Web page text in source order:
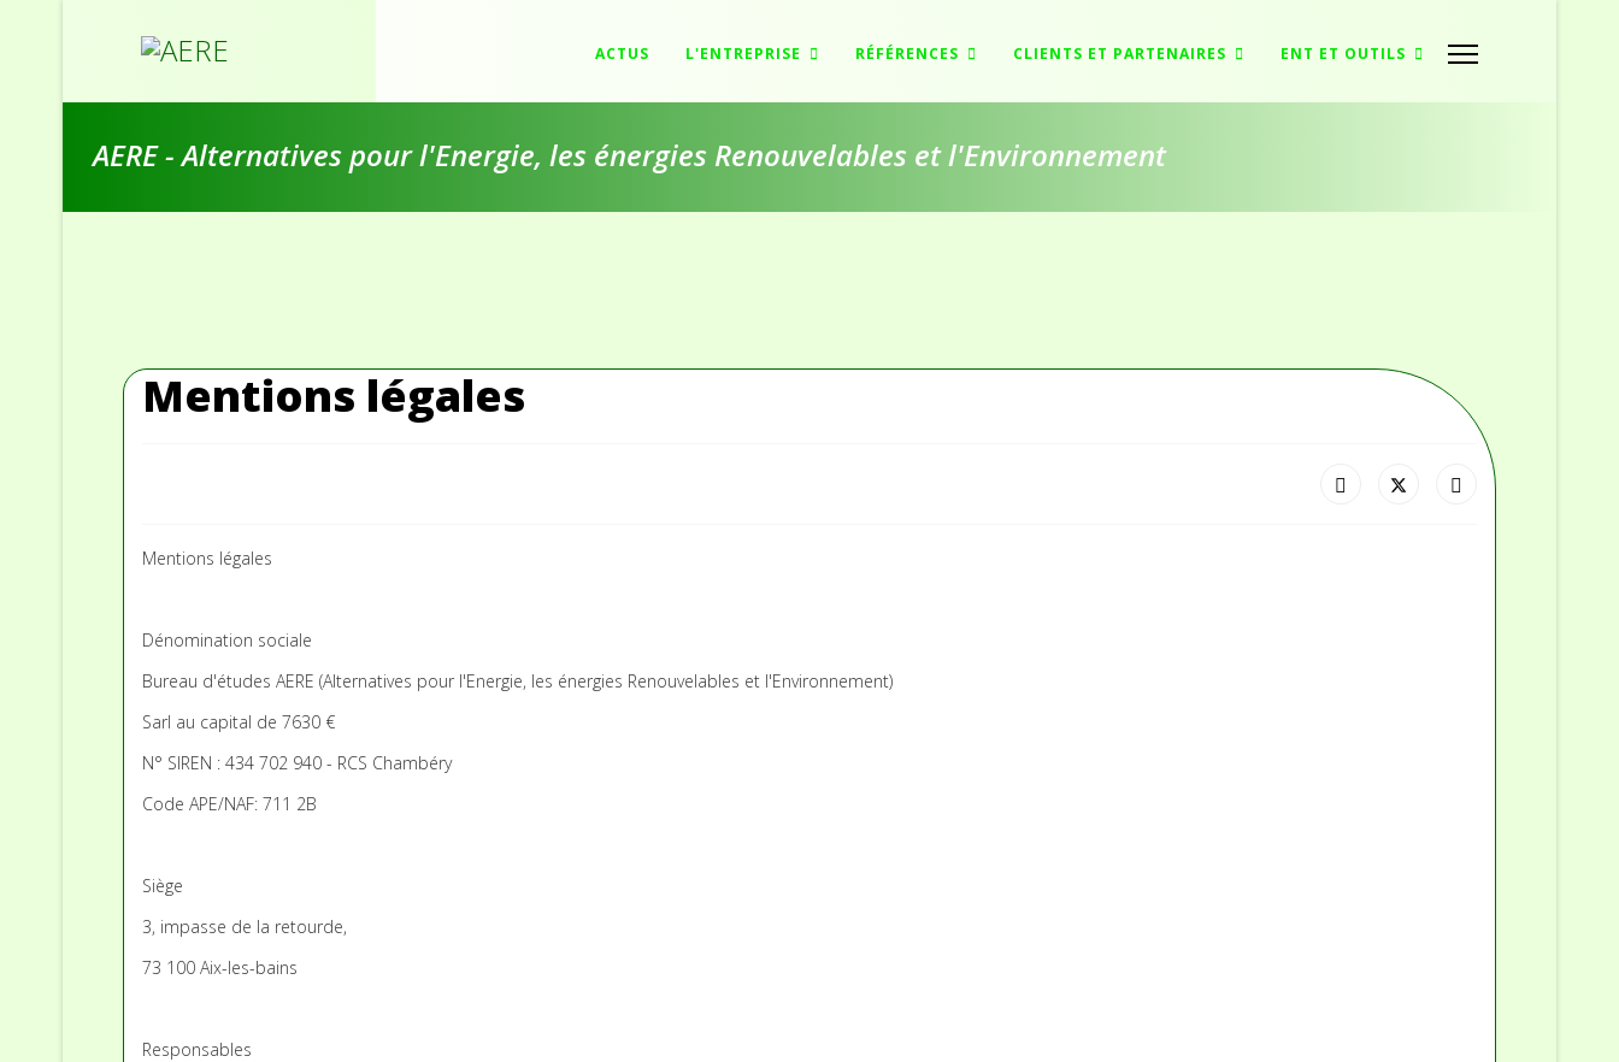
ACTUS L'ENTREPRISE RÉFÉRENCES CLIENTS ET PARTENAIRES ENT ET OUTILS
AERE - Alternatives pour l'Energie, les énergies Renouvelables et l'Environnement
Mentions légales
Mentions légales
Dénomination sociale
Bureau d'études AERE (Alternatives pour l'Energie, les énergies Renouvelables et l'Environnement)
Sarl au capital de 7630 €
N° SIREN : 434 702 940 - RCS Chambéry
Code APE/NAF: 711 2B
Siège
3, impasse de la retourde,
73 100 Aix-les-bains
Responsables